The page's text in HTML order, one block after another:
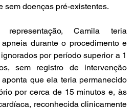
sem doenças pré-existentes.
Camila teria
durante o procedimento e
por período superior a 1
sem registro de intervenção
que ela teria permanecido
por cerca de 15 minutos e, às
reconhecida clinicamente